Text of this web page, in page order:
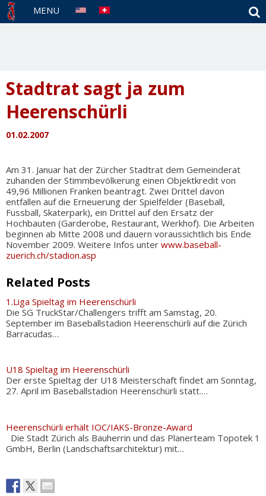
MENU
Stadtrat sagt ja zum
Heerenschürli
01.02.2007
Am 31. Januar hat der Zürcher Stadtrat dem Gemeinderat
zuhanden der Stimmbevölkerung einen Objektkredit von
49,96 Millionen Franken beantragt. Zwei Drittel davon
entfallen auf die Erneuerung der Spielfelder (Baseball,
Fussball, Skaterpark), ein Drittel auf den Ersatz der
Hochbauten (Garderobe, Restaurant, Werkhof). Die Arbeiten
beginnen ab Mitte 2008 und dauern voraussichtlich bis Ende
November 2009. Weitere Infos unter www.baseball-
zuerich.ch/stadion.asp
Related Posts
1.Liga Spieltag im Heerenschürli
Die SG TruckStar/Challengers trifft am Samstag, 20.
September im Baseballstadion Heerenschürli auf die Zürich
Barracudas…
U18 Spieltag im Heerenschürli
Der erste Spieltag der U18 Meisterschaft findet am Sonntag,
27. April im Baseballstadion Heerenschürli statt.…
Heerenschürli erhält IOC/IAKS-Bronze-Award
Die Stadt Zürich als Bauherrin und das Planerteam Topotek 1
GmbH, Berlin (Landschaftsarchitektur) mit…